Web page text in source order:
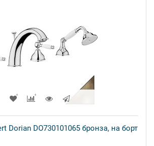
Dorian DO730101065 бронза, на борт